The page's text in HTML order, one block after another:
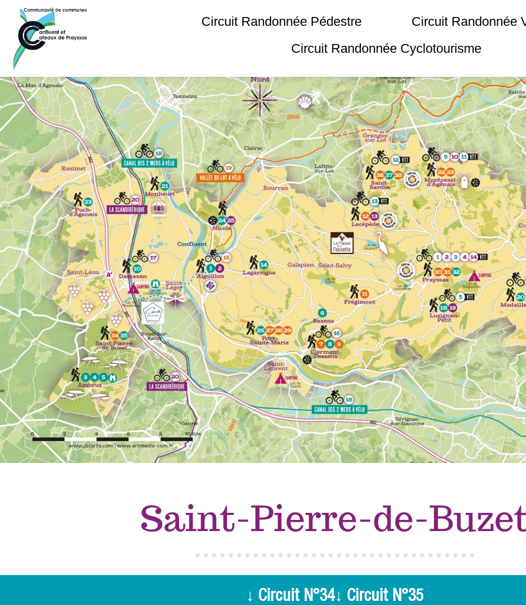
Circuit Randonnée Pédestre
Circuit Randonnée
Circuit Randonnée Cyclotourisme
Saint-Pierre-de-
↓ Circuit N°34↓ Circuit N°35